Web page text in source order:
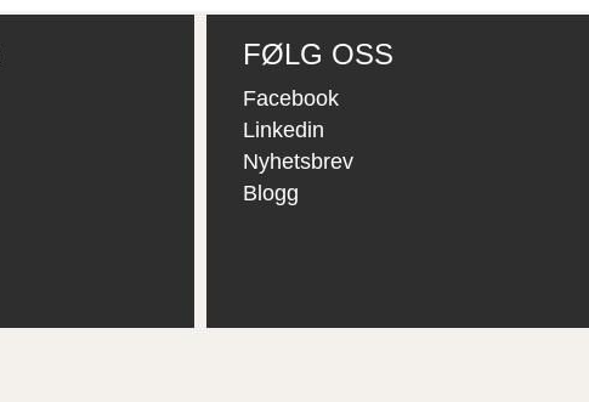
FØLG OSS
Facebook
Linkedin
Nyhetsbrev
Blogg